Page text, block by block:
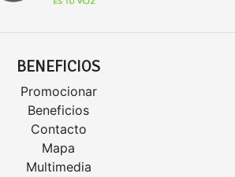
BENEFICIOS
Promocionar
Beneficios
Contacto
Mapa
Multimedia